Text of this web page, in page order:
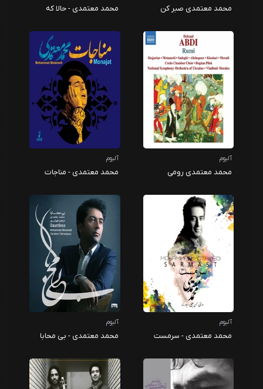
محمد معتمدی صبر کن
محمد معتمدی - حالا که
آلبوم
محمد معتمدی رومی
آلبوم
محمد معتمدی - مناجات
آلبوم
محمد معتمدی - سرمست
آلبوم
محمد معتمدی - بی محابا